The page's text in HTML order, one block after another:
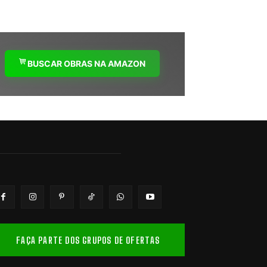
BUSCAR OBRAS NA AMAZON
FAÇA PARTE DOS GRUPOS DE OFERTAS